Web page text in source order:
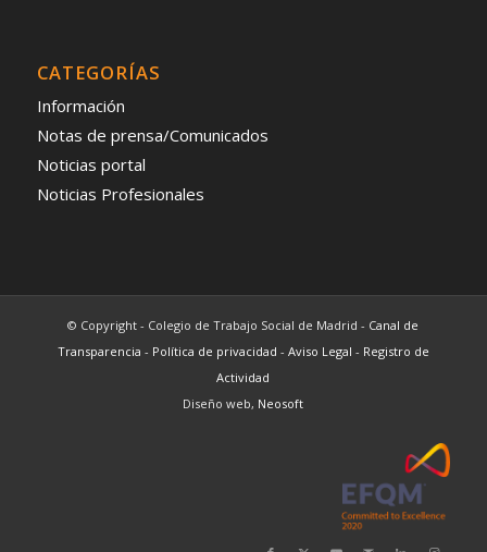
CATEGORÍAS
Información
Notas de prensa/Comunicados
Noticias portal
Noticias Profesionales
© Copyright - Colegio de Trabajo Social de Madrid - Canal de
Transparencia - Política de privacidad - Aviso Legal - Registro de
Actividad
Diseño web, Neosoft